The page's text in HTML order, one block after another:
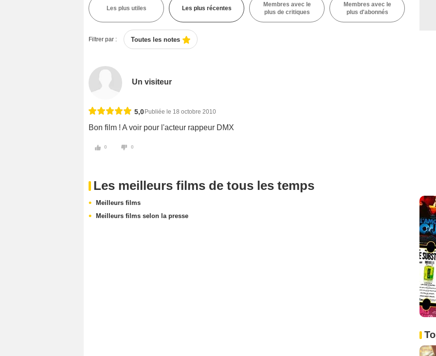
Les plus utiles Les plus récentes
Membres avec le
plus de critiques
Membres avec le
plus d'abonnés
Filtrer par : Toutes les notes
Un visiteur
5,0 Publiée le 18 octobre 2010
Bon film ! A voir pour l'acteur rappeur DMX
0 0
Les meilleurs films de tous les temps
Meilleurs films
Meilleurs films selon la presse